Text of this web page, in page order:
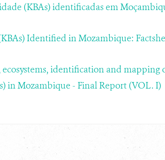
(KBAs) identificadas em
Identified in Mozambique:
identification and mapping
in Mozambique - Final Report (VOL. I)